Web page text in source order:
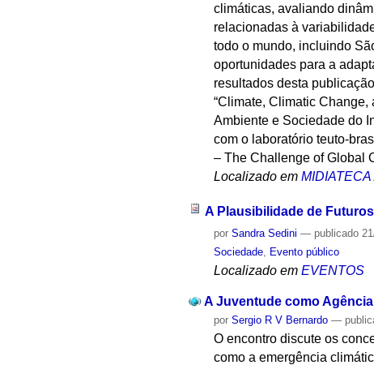
climáticas, avaliando
relacionadas à
todo o mundo, incluindo
oportunidades para a
resultados desta
“Climate, Climatic
Ambiente e Sociedade do
com o laboratório teuto-
– The Challenge of Global
Localizado em MIDIATECA
A Plausibilidade de
porSandra Sedini — publicado
Sociedade Evento público
Localizado em EVENTOS
A Juventude como
porSergio R V Bernardo —
O encontro discute os
como a emergência